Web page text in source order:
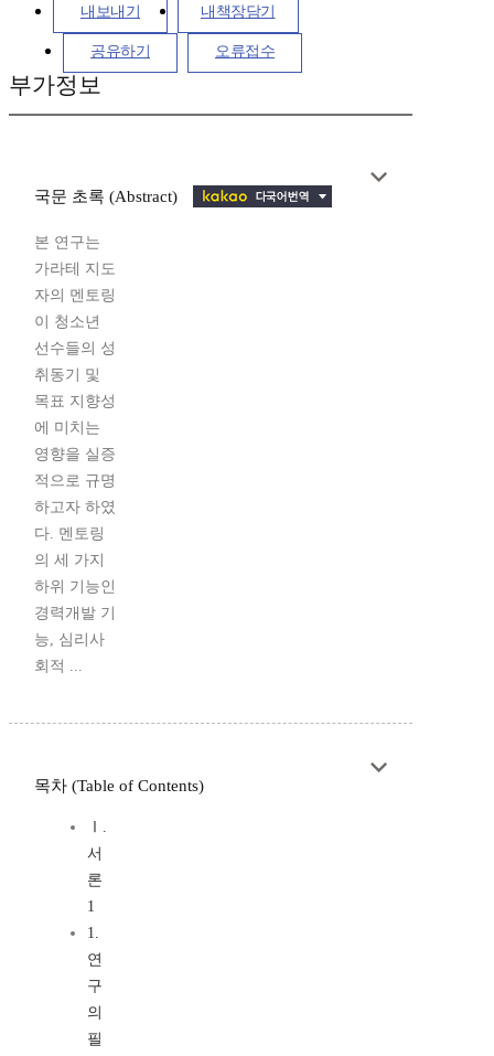
내보내기 내책장담기
공유하기 오류접수
부가정보
국문 초록 (Abstract)
본 연구는
가라테 지도
자의 멘토링
이 청소년
선수들의 성
취동기 및
목표 지향성
에 미치는
영향을 실증
적으로 규명
하고자 하였
다. 멘토링
의 세 가지
하위 기능인
경력개발 기
능, 심리사
회적 ...
목차 (Table of Contents)
Ⅰ.
서
론
1
1.
연
구
의
필